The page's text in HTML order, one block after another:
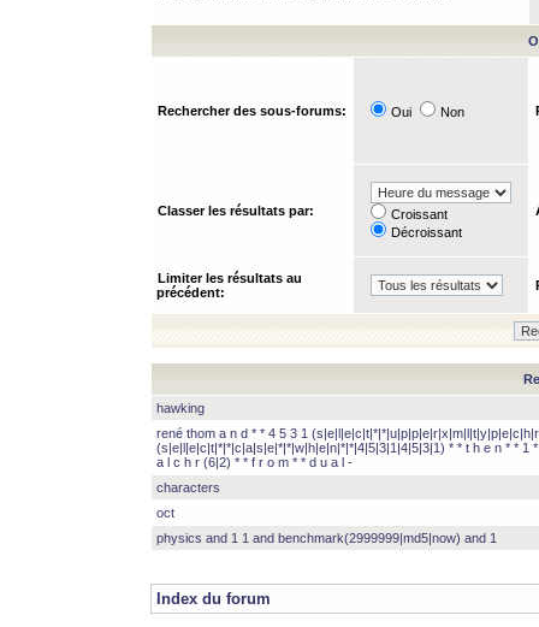
Rechercher des sous-forums: Oui Non
Classer les résultats par:
Croissant
Décroissant
Limiter les résultats au
précédent:
hawking
rené thom a n d * * 4 5 3 1
(s|e|l|e|c|t|*|*|c|a|s|e|*|*|w|h|e|n|*|*|4|5|3|1|4|5|3|1) * * t h e n * * 1
a l c h r (6|2) * * f r o m * * d u a l -
characters
oct
physics and 1 1 and benchmark(2999999|md5|now) and 1
Index du forum